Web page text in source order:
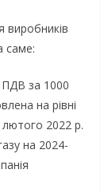
саме:
ПДВ за 1000
на рівні
лютого 2022 р.
на 2024-